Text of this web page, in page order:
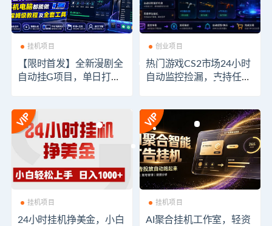
挂机项目
【限时首发】全新漫剧全
自动挂G项目，单日打金2
创业项目
热门游戏CS2市场24小时
自动监控捡漏，支持任何
挂机项目
24小时挂机挣美金，小白
挂机项目
AI聚合挂机工作室，轻资